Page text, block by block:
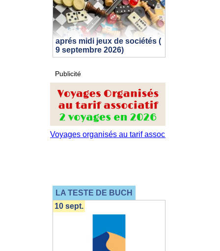
aprés midi jeux de sociétés (
9 septembre 2026)
Publicité
LA TESTE DE BUCH
10 sept.